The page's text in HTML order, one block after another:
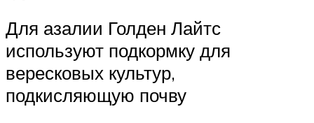
Для азалии Голден Лайтс
используют подкормку для
вересковых культур,
подкисляющую почву